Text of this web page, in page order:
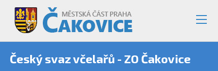
Český svaz včelařů - ZO Čakovice